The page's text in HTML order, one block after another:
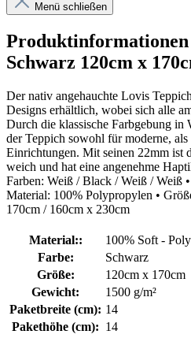
Menü schließen
Schwarz 120cm x
Der nativ angehauchte Lovis
Designs erhältlich, wobei sich alle
Durch die klassische Farbgebung in
der Teppich sowohl für moderne, als
Einrichtungen. Mit seinen 22mm ist
weich und hat eine angenehme
Farben: Weiß / Black / Weiß / Weiß
Material: 100% Polypropylen •
170cm / 160cm x 230cm
Material::
100% Soft -
Farbe:
Schwarz
Größe:
120cm x 170cm
Gewicht:
1500 g/m²
Paketbreite (cm): 14
Pakethöhe (cm): 14